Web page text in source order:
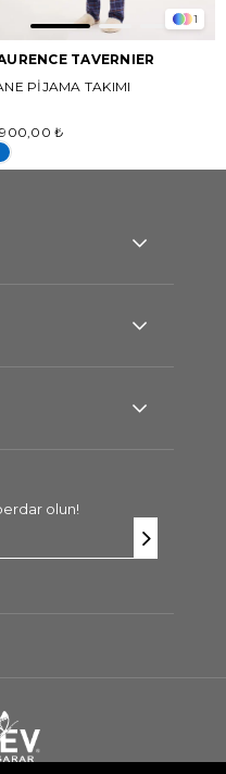
1
TAVERNIER
PİJAMA TAKIMI
₺
olun!